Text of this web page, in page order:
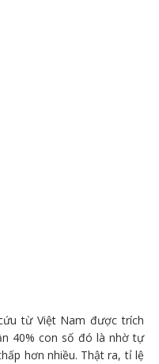
từ Việt Nam được trích
40% con số đó là nhờ tự
hơn nhiều. Thật ra, tỉ lệ